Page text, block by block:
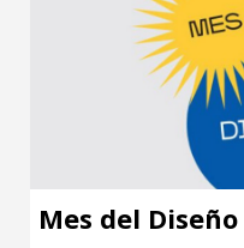
Mes del Diseño